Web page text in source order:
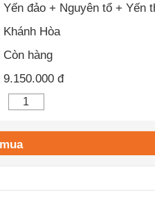
Yến đảo + Nguyên tổ + Yến
Khánh Hòa
Còn hàng
9.150.000 đ